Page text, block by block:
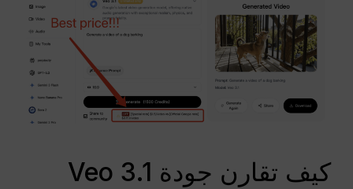
كيف تقارن جودة Veo 3.1